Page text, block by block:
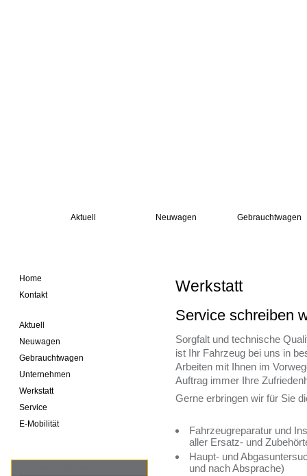
Home
Kontakt
Aktuell
Neuwagen
Gebrauchtwagen
Unternehmen
Werkstatt
Service
E-Mobilität
Werkstatt
Service schreiben
Sorgfalt und technische
ist Ihr Fahrzeug bei uns in
Arbeiten mit Ihnen im
Auftrag immer Ihre
Gerne erbringen wir für Sie
Fahrzeugreparatur und
aller Ersatz- und
Haupt- und
und nach Absprache)
Aktuell Neuwagen Gebrauchtwagen